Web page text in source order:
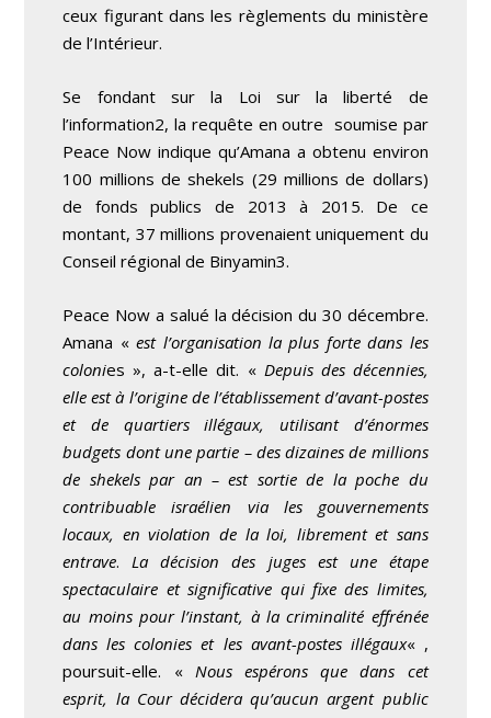
ceux figurant dans les règlements du ministère
de l’Intérieur.
Se fondant sur la Loi sur la liberté de
l’information2, la requête en outre soumise par
Peace Now indique qu’Amana a obtenu environ
100 millions de shekels (29 millions de dollars)
de fonds publics de 2013 à 2015. De ce
montant, 37 millions provenaient uniquement du
Conseil régional de Binyamin3.
Peace Now a salué la décision du 30 décembre.
Amana «est l’organisation la plus forte dans les
colonies », a-t-elle dit. « Depuis des décennies,
elle est à l’origine de l’établissement d’avant-postes
et de quartiers illégaux, utilisant d’énormes
budgets dont une partie – des dizaines de millions
de shekels par an – est sortie de la poche du
contribuable israélien via les gouvernements
locaux, en violation de la loi, librement et sans
entrave. La décision des juges est une étape
spectaculaire et significative qui fixe des limites,
au moins pour l’instant, à la criminalité effrénée
dans les colonies et les avant-postes illégaux« ,
poursuit-elle. « Nous espérons que dans cet
esprit, la Cour décidera qu’aucun argent public